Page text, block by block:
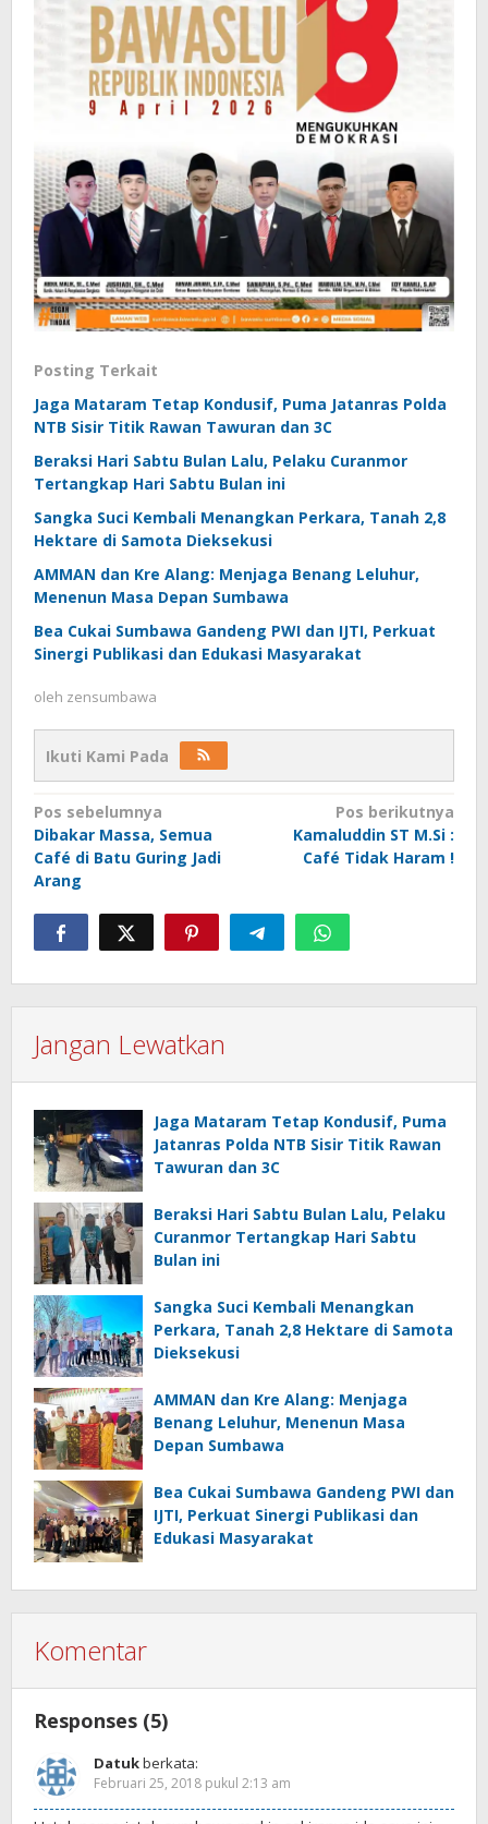
Posting Terkait
Jaga Mataram Tetap Kondusif, Puma Jatanras Polda
NTB Sisir Titik Rawan Tawuran dan 3C
Beraksi Hari Sabtu Bulan Lalu, Pelaku Curanmor
Tertangkap Hari Sabtu Bulan ini
Sangka Suci Kembali Menangkan Perkara, Tanah 2,8
Hektare di Samota Dieksekusi
AMMAN dan Kre Alang: Menjaga Benang Leluhur,
Menenun Masa Depan Sumbawa
Bea Cukai Sumbawa Gandeng PWI dan IJTI, Perkuat
Sinergi Publikasi dan Edukasi Masyarakat
oleh zensumbawa
Ikuti Kami Pada
Navigasi
pos
Pos sebelumnya
Dibakar Massa, Semua
Café di Batu Guring Jadi
Arang
Pos berikutnya
Kamaluddin ST M.Si :
Café Tidak Haram !
Jangan Lewatkan
Jaga Mataram Tetap Kondusif, Puma
Jatanras Polda NTB Sisir Titik Rawan
Tawuran dan 3C
Beraksi Hari Sabtu Bulan Lalu, Pelaku
Curanmor Tertangkap Hari Sabtu
Bulan ini
Sangka Suci Kembali Menangkan
Perkara, Tanah 2,8 Hektare di Samota
Dieksekusi
AMMAN dan Kre Alang: Menjaga
Benang Leluhur, Menenun Masa
Depan Sumbawa
Bea Cukai Sumbawa Gandeng PWI dan
IJTI, Perkuat Sinergi Publikasi dan
Edukasi Masyarakat
Komentar
Responses (5)
Datukberkata:
Februari 25, 2018 pukul 2:13 am